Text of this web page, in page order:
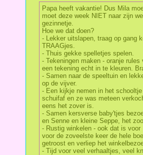
Papa heeft vakantie! Dus Mila
moet deze week NIET naar zijn
gezinnetje.
Hoe we dat doen?
- Lekker uitslapen, traag op gang
TRAAGjes.
- Thuis gekke spelletjes spelen.
- Tekeningen maken - oranje
een tekening echt in te kleuren.
- Samen naar de speeltuin en
op de vijver.
- Een kijkje nemen in het
schuifaf en ze was meteen
eens het zover is.
- Samen kersverse baby'tjes
en Senne en kleine Seppe, het
- Rustig winkelen - ook dat is
voor de zoveelste keer de hele
getroost en verliep het
- Tijd voor veel verhaaltjes, veel